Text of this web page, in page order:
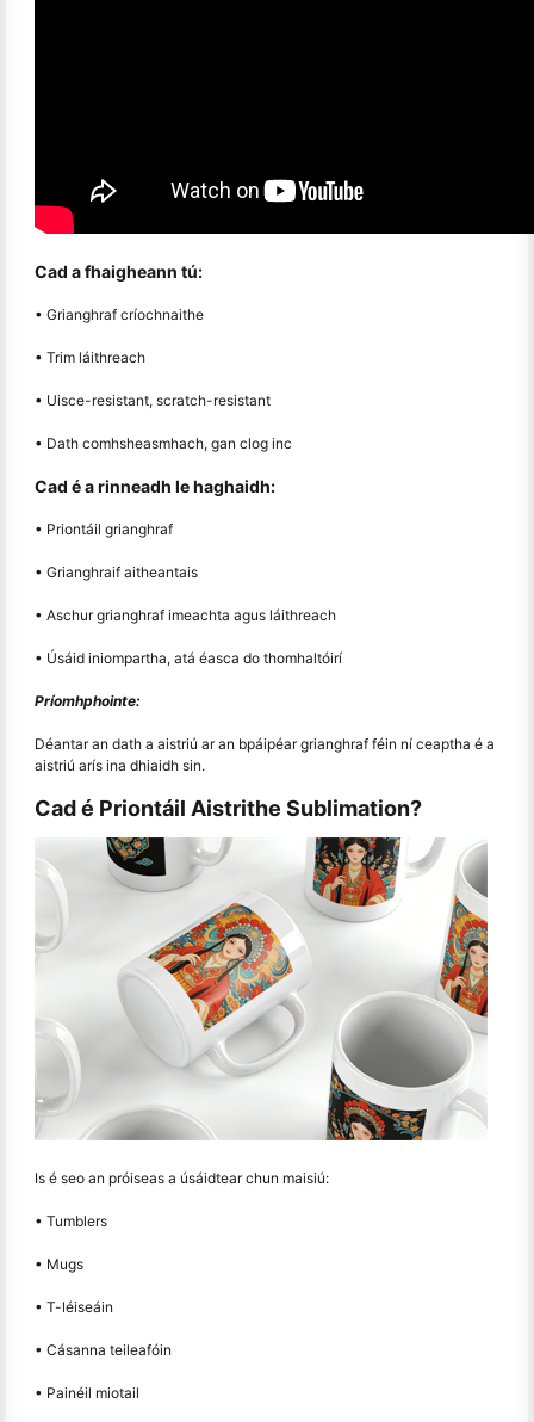
Cad a fhaigheann tú:
• Grianghraf críochnaithe
• Trim láithreach
• Uisce-resistant, scratch-resistant
• Dath comhsheasmhach, gan clog inc
Cad é a rinneadh le haghaidh:
• Priontáil grianghraf
• Grianghraif aitheantais
• Aschur grianghraf imeachta agus láithreach
• Úsáid iniompartha, atá éasca do thomhaltóirí
Príomhphointe:
Déantar an dath a aistriú ar an bpáipéar grianghraf féin ní ceaptha é a
aistriú arís ina dhiaidh sin.
Cad é Priontáil Aistrithe Sublimation?
Is é seo an próiseas a úsáidtear chun maisiú:
• Tumblers
• Mugs
• T-léiseáin
• Cásanna teileafóin
• Painéil miotail